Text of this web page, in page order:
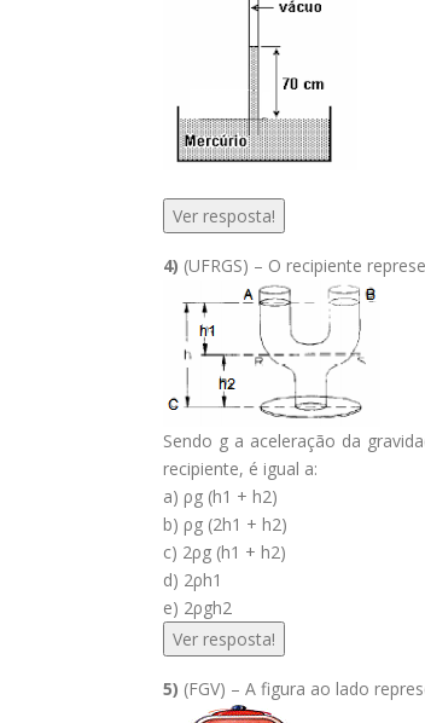
Ver resposta!
4) (UFRGS) – O recipiente
Sendo g a aceleração da
recipiente, é igual a:
a) ρg (h1 + h2)
b) ρg (2h1 + h2)
c) 2ρg (h1 + h2)
d) 2ρh1
e) 2ρgh2
Ver resposta!
5) (FGV) – A figura ao lado